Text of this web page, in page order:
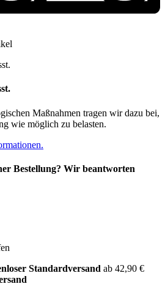
Maßnahmen tragen wir dazu bei,
wie möglich zu belasten.
Bestellung? Wir beantworten
Standardversand ab 42,90 €